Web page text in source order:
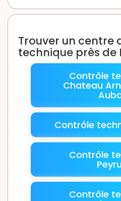
Trouver un centre
technique près de
Contrôle
Chateau
Contrôle
Contrôle
Contrôle